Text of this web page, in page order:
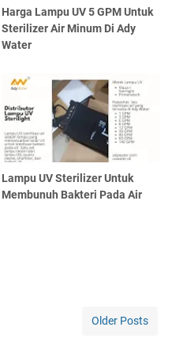
Harga Lampu UV 5 GPM Untuk
Sterilizer Air Minum Di Ady
Water
Lampu UV Sterilizer Untuk
Membunuh Bakteri Pada Air
Older Posts